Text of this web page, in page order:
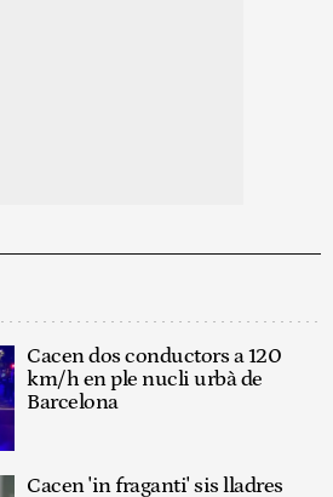
Cacen dos conductors a 120
km/h en ple nucli urbà de
Barcelona
Cacen 'in fraganti' sis lladres